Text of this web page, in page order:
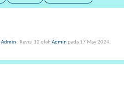
Admin . Revisi 12 oleh Admin pada 17 May 2024.